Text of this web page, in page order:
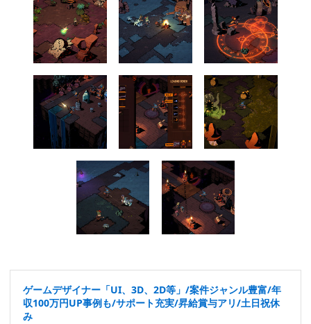
ゲームデザイナー「UI、3D、2D等」/案件ジャンル豊富/年
収100万円UP事例も/サポート充実/昇給賞与アリ/土日祝休
み